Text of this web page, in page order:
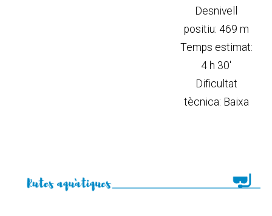
Desnivell
positiu: 469 m
Temps estimat:
4 h 30'
Dificultat
tècnica: Baixa